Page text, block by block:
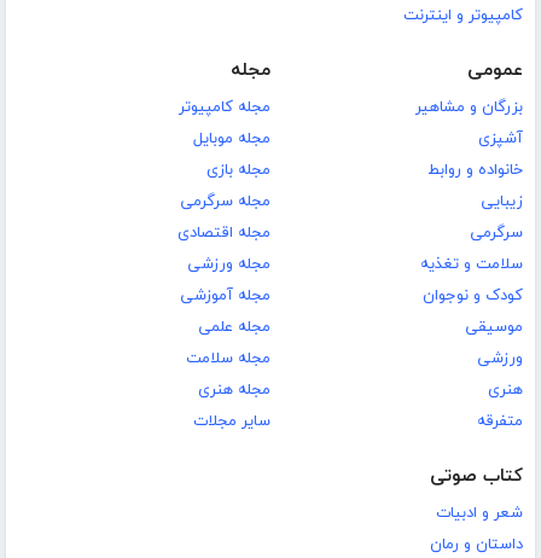
کامپیوتر و اینترنت
عمومی
بزرگان و مشاهیر
آشپزی
خانواده و روابط
زیبایی
سرگرمی
سلامت و تغذیه
کودک و نوجوان
موسیقی
ورزشی
هنری
متفرقه
مجله
مجله کامپیوتر
مجله موبایل
مجله بازی
مجله سرگرمی
مجله اقتصادی
مجله ورزشی
مجله آموزشی
مجله علمی
مجله سلامت
مجله هنری
سایر مجلات
کتاب صوتی
شعر و ادبیات
داستان و رمان